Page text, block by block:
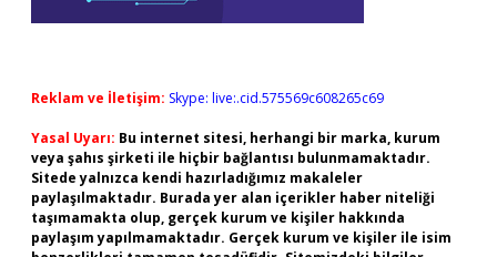
Reklam ve İletişim: Skype: live:.cid.575569c608265c69
Yasal Uyarı: Bu internet sitesi, herhangi bir marka, kurum
veya şahıs şirketi ile hiçbir bağlantısı bulunmamaktadır.
Sitede yalnızca kendi hazırladığımız makaleler
paylaşılmaktadır. Burada yer alan içerikler haber niteliği
taşımamakta olup, gerçek kurum ve kişiler hakkında
paylaşım yapılmamaktadır. Gerçek kurum ve kişiler ile isim